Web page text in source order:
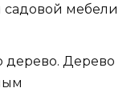
садовой мебели
дерево. Дерево